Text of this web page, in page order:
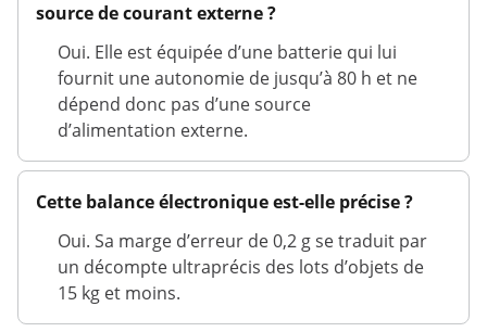
source de courant externe ?
Oui. Elle est équipée d’une batterie qui lui
fournit une autonomie de jusqu’à 80 h et ne
dépend donc pas d’une source
d’alimentation externe.
Cette balance électronique est-elle précise ?
Oui. Sa marge d’erreur de 0,2 g se traduit par
un décompte ultraprécis des lots d’objets de
15 kg et moins.